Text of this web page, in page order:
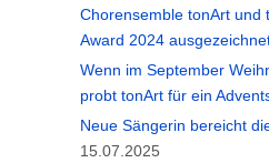
Chorensemble tonArt und
Award 2024
Wenn im September
probt tonArt für ein
Neue Sängerin bereicht
15.07.2025